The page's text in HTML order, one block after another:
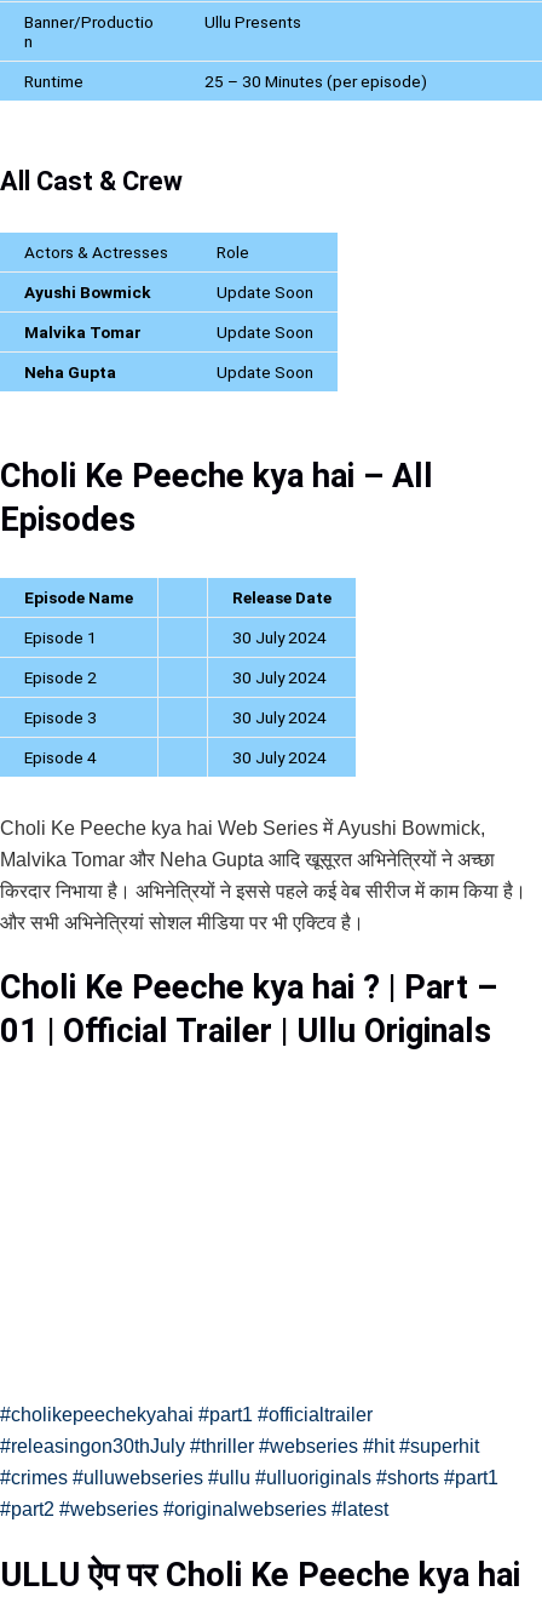
Banner/Productio
n
Ullu Presents
Runtime 25 – 30 Minutes (per episode)
All Cast & Crew
Actors & Actresses Role
Ayushi Bowmick Update Soon
Malvika Tomar Update Soon
Neha Gupta Update Soon
Choli Ke Peeche kya hai – All
Episodes
Episode Name Release Date
Episode 1 30 July 2024
Episode 2 30 July 2024
Episode 3 30 July 2024
Episode 4 30 July 2024
Choli Ke Peeche kya hai Web Series में Ayushi Bowmick,
Malvika Tomar और Neha Gupta आदि खूसूरत अभिनेत्रियों ने अच्छा
किरदार निभाया है। अभिनेत्रियों ने इससे पहले कई वेब सीरीज में काम किया है।
और सभी अभिनेत्रियां सोशल मीडिया पर भी एक्टिव है।
Choli Ke Peeche kya hai ? | Part –
01 | Official Trailer | Ullu Originals
#cholikepeechekyahai #part1 #officialtrailer
#releasingon30thJuly #thriller #webseries #hit #superhit
#crimes #ulluwebseries #ullu #ulluoriginals #shorts #part1
#part2 #webseries #originalwebseries #latest
ULLU ऐप पर Choli Ke Peeche kya hai